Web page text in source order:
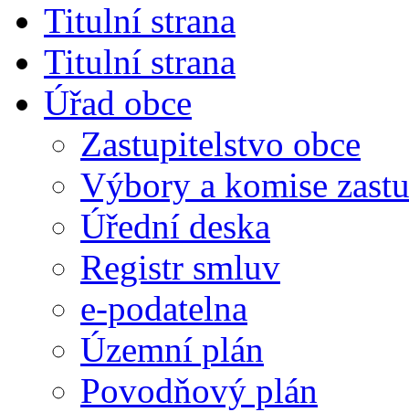
Titulní strana
Titulní strana
Úřad obce
Zastupitelstvo obce
Výbory a komise
Úřední deska
Registr smluv
e-podatelna
Územní plán
Povodňový plán